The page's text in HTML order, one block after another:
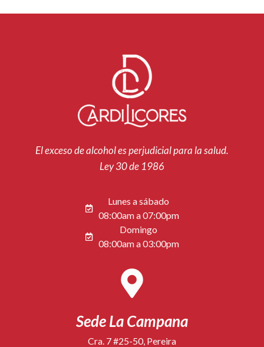
El exceso de alcohol es perjudicial para la salud.
Ley 30 de 1986
Lunes a sábado
08:00am a 07:00pm
Domingo
08:00am a 03:00pm
Sede La Campana
Cra. 7 #25-50, Pereira